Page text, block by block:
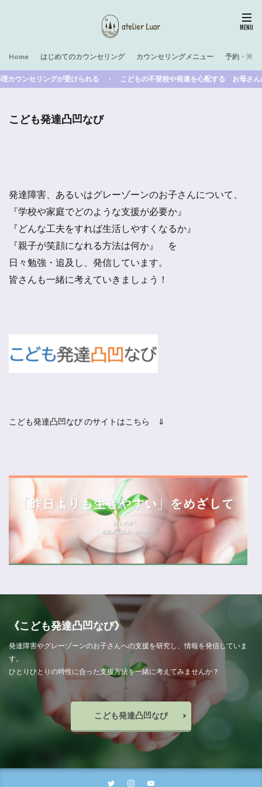
Home はじめてのカウンセリング カウンセリングメニュー 予約・問い
ンセリングが受けられる ・ こどもの不登校や発達を心配する お母さんの
こども発達凸凹なび
発達障害、あるいはグレーゾーンのお子さんについて、
『学校や家庭でどのような支援が必要か』
『どんな工夫をすれば生活しやすくなるか』
『親子が笑顔になれる方法は何か』 を
日々勉強・追及し、発信しています。
皆さんも一緒に考えていきましょう！
こども発達凸凹なび のサイトはこちら ⇓
《こども発達凸凹なび》
発達障害やグレーゾーンのお子さんへの支援を研究し、情報を発信していま
す。
ひとりひとりの特性に合った支援方法を一緒に考えてみませんか？
こども発達凸凹なび